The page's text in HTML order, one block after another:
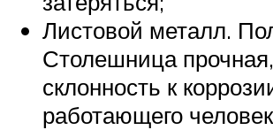
Листовой металл.
Столешница
склонность к
работающего